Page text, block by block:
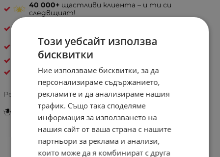
Инструкции за грижа и поддръжка
40 000+ щастливи клиента – и ти си
следвщият!
– лесно връщане, ако не е
Естествена кожа
ДАМСКИ ЧАНТИ ОТ ЕСТЕСТВЕНА КОЖА
Pelletteria Italia
Рейтинг:
Този уебсайт използва
бисквитки
Ние използваме бисквитки, за да
персонализираме съдържанието,
рекламите и да анализираме нашия
трафик. Също така споделяме
информация за използването на
нашия сайт от ваша страна с нашите
партньори за реклама и анализи,
които може да я комбинират с друга